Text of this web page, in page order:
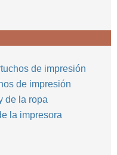
de impresión
de impresión
de la ropa
la impresora